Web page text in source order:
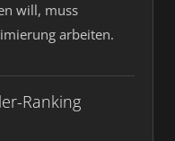
will, muss
arbeiten.
Ranking